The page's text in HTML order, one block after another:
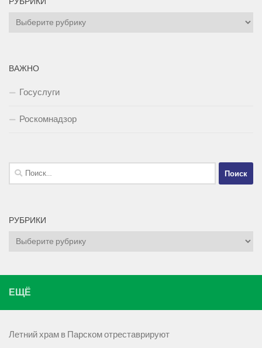
Рубрики
ВАЖНО
Госуслуги
Роскомнадзор
Найти:
РУБРИКИ
Рубрики
ЕЩЁ
Летний храм в Парском отреставрируют